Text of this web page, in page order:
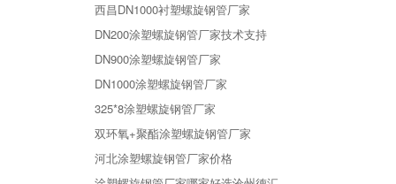
西昌DN1000衬塑螺旋钢管厂家
DN200涂塑螺旋钢管厂家技术支持
DN900涂塑螺旋钢管厂家
DN1000涂塑螺旋钢管厂家
325*8涂塑螺旋钢管厂家
双环氧+聚酯涂塑螺旋钢管厂家
河北涂塑螺旋钢管厂家价格